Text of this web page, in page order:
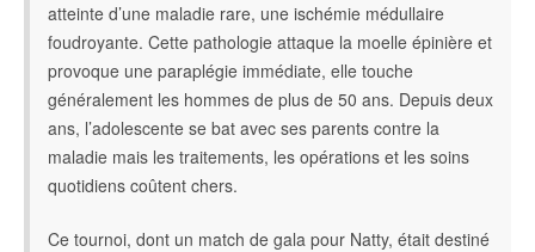
atteinte d’une maladie rare, une ischémie médullaire
foudroyante. Cette pathologie attaque la moelle épinière et
provoque une paraplégie immédiate, elle touche
généralement les hommes de plus de 50 ans. Depuis deux
ans, l’adolescente se bat avec ses parents contre la
maladie mais les traitements, les opérations et les soins
quotidiens coûtent chers.
Ce tournoi, dont un match de gala pour Natty, était destiné